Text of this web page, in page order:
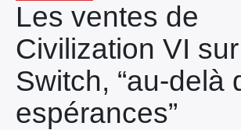
Les ventes de
Civilization VI sur
Switch, “au-delà
espérances”